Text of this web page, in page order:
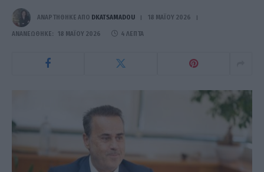
ΑΝΑΡΤΗΘΗΚΕ ΑΠΟ DKATSAMADOU 18 ΜΑΪ́ΟΥ 2026
ΑΝΑΝΕΏΘΗΚΕ: 18 ΜΑΪ́ΟΥ 2026 4 ΛΕΠΤΆ